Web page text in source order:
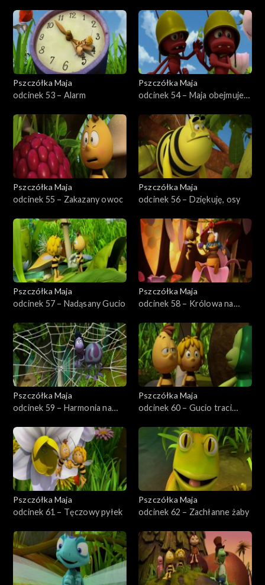
Pszczółka Maja
odcinek 53 – Alarm
Pszczółka Maja
odcinek 54 – Maja obejmuje
Pszczółka Maja
odcinek 55 – Zakazany owoc
Pszczółka Maja
odcinek 56 – Dziękuję, osy
Pszczółka Maja
odcinek 57 – Nadąsany Gucio
Pszczółka Maja
odcinek 58 – Królowa na
Pszczółka Maja
odcinek 59 – Harmonia na
Pszczółka Maja
odcinek 60 – Gucio traci
Pszczółka Maja
odcinek 61 – Tęczowy pyłek
Pszczółka Maja
odcinek 62 – Zachłanne żaby